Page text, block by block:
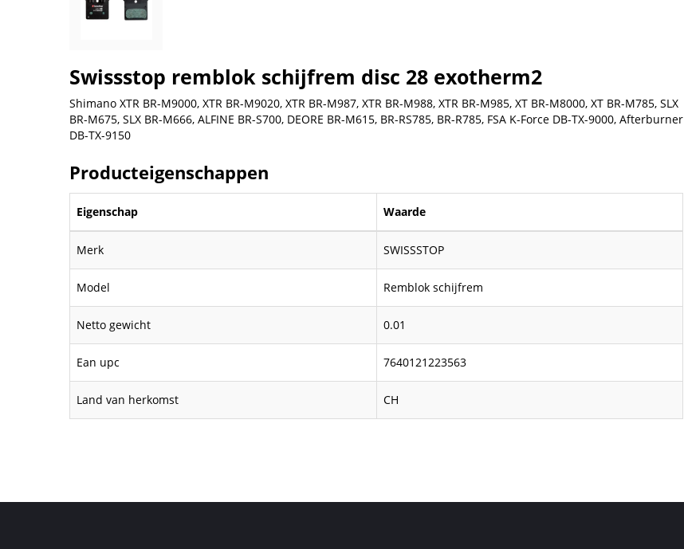
Swissstop remblok schijfrem disc 28 exotherm2
Shimano XTR BR-M9000, XTR BR-M9020, XTR BR-M987, XTR BR-M988, XTR BR-M985, XT BR-M8000, XT BR-M785, SLX
BR-M675, SLX BR-M666, ALFINE BR-S700, DEORE BR-M615, BR-RS785, BR-R785, FSA K-Force DB-TX-9000, Afterburner
DB-TX-9150
Producteigenschappen
Eigenschap Waarde
Merk SWISSSTOP
Model Remblok schijfrem
Netto gewicht 0.01
Ean upc 7640121223563
Land van herkomst CH